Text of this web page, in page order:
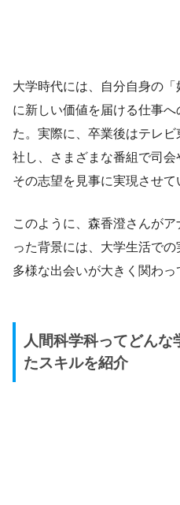
大学時代には、自分自身の
に新しい価値を届ける仕事
た。実際に、卒業後はテレ
社し、さまざまな番組で司会
その志望を見事に実現させて
このように、森香澄さんが
った背景には、大学生活で
多様な出会いが大きく関わっ
人間科学科ってどん
たスキルを紹介